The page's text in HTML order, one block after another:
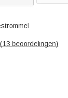
(13 beoordelingen)